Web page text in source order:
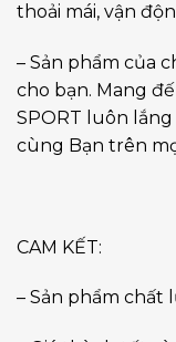
thoải mái, vận
– Sản phẩm của
cho bạn. Mang
SPORT luôn
cùng Bạn trên
CAM KẾT:
– Sản phẩm chất